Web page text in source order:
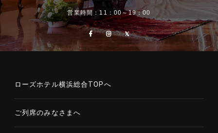
営業時間：11：00～19：00
ローズホテル横浜総合TOPへ
ご列席のみなさまへ